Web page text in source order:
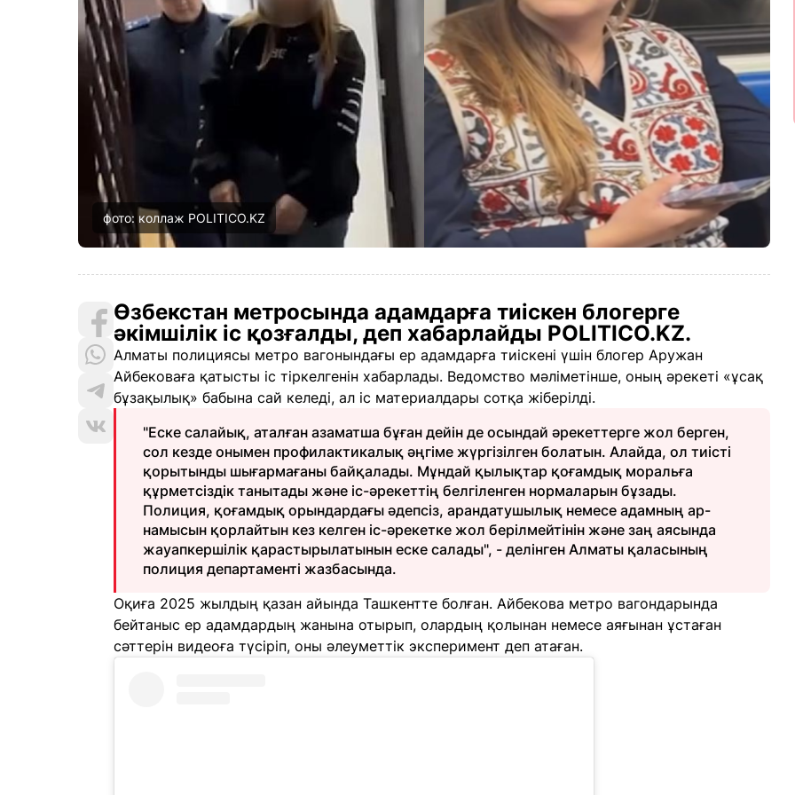
фото: коллаж POLITICO.KZ
Өзбекстан метросында адамдарға тиіскен блогерге
әкімшілік іс қозғалды, деп хабарлайды POLITICO.KZ.
Алматы полициясы метро вагонындағы ер адамдарға тиіскені үшін блогер Аружан
Айбековаға қатысты іс тіркелгенін хабарлады. Ведомство мәліметінше, оның әрекеті «ұсақ
бұзақылық» бабына сай келеді, ал іс материалдары сотқа жіберілді.
"Еске салайық, аталған азаматша бұған дейін де осындай әрекеттерге жол берген,
сол кезде онымен профилактикалық әңгіме жүргізілген болатын. Алайда, ол тиісті
қорытынды шығармағаны байқалады. Мұндай қылықтар қоғамдық моральға
құрметсіздік танытады және іс-әрекеттің белгіленген нормаларын бұзады.
Полиция, қоғамдық орындардағы әдепсіз, арандатушылық немесе адамның ар-
намысын қорлайтын кез келген іс-әрекетке жол берілмейтінін және заң аясында
жауапкершілік қарастырылатынын еске салады", - делінген Алматы қаласының
полиция департаменті жазбасында.
Оқиға 2025 жылдың қазан айында Ташкентте болған. Айбекова метро вагондарында
бейтаныс ер адамдардың жанына отырып, олардың қолынан немесе аяғынан ұстаған
сәттерін видеоға түсіріп, оны әлеуметтік эксперимент деп атаған.